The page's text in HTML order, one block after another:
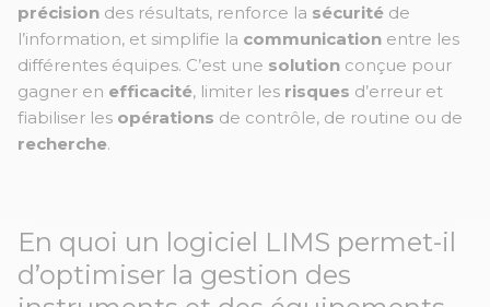
précision des résultats, renforce la sécurité de
l’information, et simplifie la communication entre les
différentes équipes. C’est une solution conçue pour
gagner en efficacité, limiter les risques d’erreur et
fiabiliser les opérations de contrôle, de routine ou de
recherche.
En quoi un logiciel LIMS permet-il
d’optimiser la gestion des